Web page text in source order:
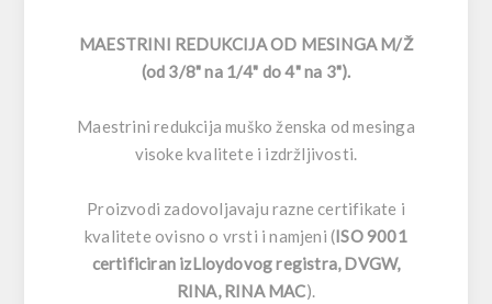
MAESTRINI REDUKCIJA OD MESINGA M/Ž
(od 3/8" na 1/4" do 4" na 3").
Maestrini redukcija muško ženska od mesinga
visoke kvalitete i izdržljivosti.
Proizvodi zadovoljavaju razne certifikate i
kvalitete ovisno o vrsti i namjeni (ISO 9001
certificiran izLloydovog registra, DVGW,
RINA, RINA MAC).